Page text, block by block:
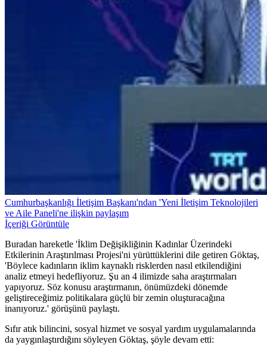
Cumhurbaşkanlığı İletişim Başkanı'ndan 'Yeni İletişim Teknolojileri
ve Aile Paneli'ne ilişkin paylaşım
İçeriği Görüntüle
Buradan hareketle 'İklim Değişikliğinin Kadınlar Üzerindeki
Etkilerinin Araştırılması Projesi'ni yürüttüklerini dile getiren Göktaş,
'Böylece kadınların iklim kaynaklı risklerden nasıl etkilendiğini
analiz etmeyi hedefliyoruz. Şu an 4 ilimizde saha araştırmaları
yapıyoruz. Söz konusu araştırmanın, önümüzdeki dönemde
geliştireceğimiz politikalara güçlü bir zemin oluşturacağına
inanıyoruz.' görüşünü paylaştı.
Sıfır atık bilincini, sosyal hizmet ve sosyal yardım uygulamalarında
da yaygınlaştırdığını söyleyen Göktaş, şöyle devam etti: